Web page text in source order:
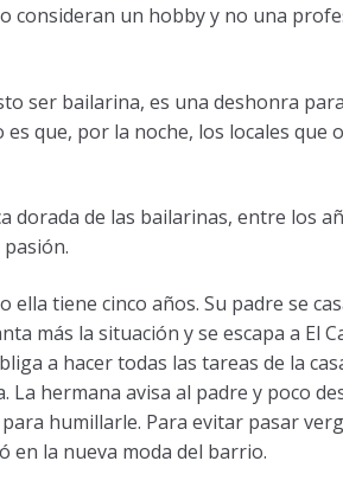
consideran un hobby y no una
ser bailarina, es una deshonra
que, por la noche, los locales que
dorada de las bailarinas, entre los
ella tiene cinco años. Su padre se
más la situación y se escapa a El
a hacer todas las tareas de la
hermana avisa al padre y poco
humillarle. Para evitar pasar
en la nueva moda del barrio.